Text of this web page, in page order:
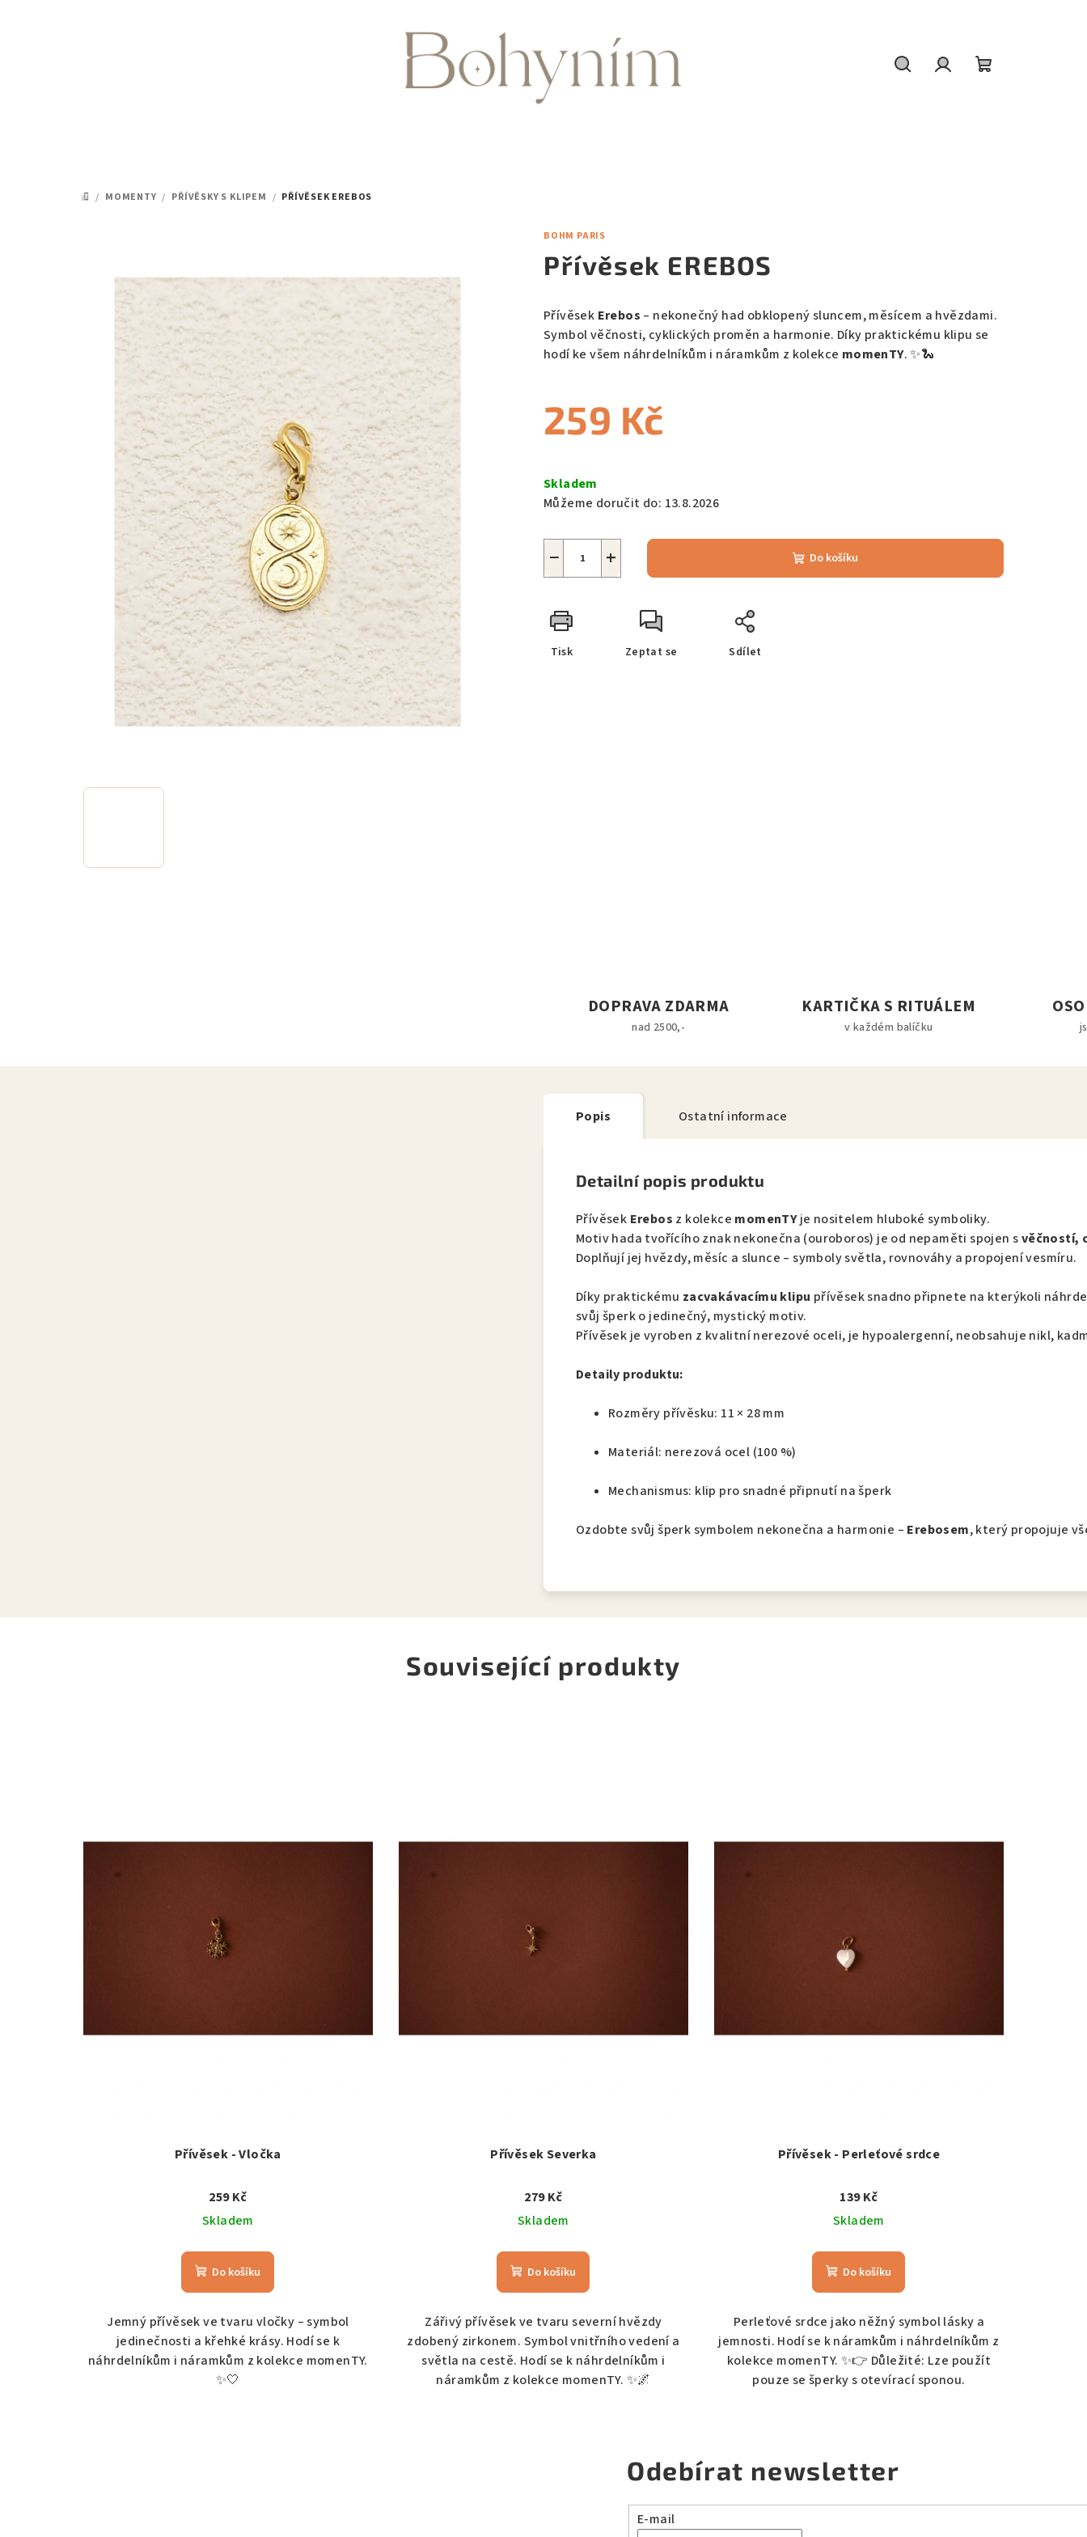
DOMŮ
/ MOMENTY / PŘÍVĚSKY S KLIPEM / PŘÍVĚSEK EREBOS
BOHM PARIS
Přívěsek EREBOS
Přívěsek Erebos – nekonečný had obklopený sluncem, měsícem a hvězdami.
Symbol věčnosti, cyklických proměn a harmonie. Díky praktickému klipu se
hodí ke všem náhrdelníkům i náramkům z kolekce momenTY. ✨🐍
259 Kč
cena:
Skladem
Můžeme doručit do: 13.8.2026
+
− Do košíku
Tisk Zeptat se Sdílet
DOPRAVA ZDARMA
nad 2500,-
KARTIČKA S RITUÁLEM
v každém balíčku
Popis Ostatní informace
Detailní popis produktu
Přívěsek Erebos z kolekce momenTYje nositelem hluboké symboliky.
Motiv hada tvořícího znak nekonečna (ouroboros) je od nepaměti spojen svěčností,
Doplňují jej hvězdy, měsíc a slunce – symboly světla, rovnováhy a propojení vesmíru.
Díky praktickému zacvakávacímu klipu přívěsek snadno připnete na kterýkoli
svůj šperk o jedinečný, mystický motiv.
Přívěsek je vyroben z kvalitní nerezové oceli, je hypoalergenní, neobsahuje nikl,
Detaily produktu:
Rozměry přívěsku: 11 × 28 mm
Materiál: nerezová ocel (100 %)
Mechanismus: klip pro snadné připnutí na šperk
Ozdobte svůj šperk symbolem nekonečna a harmonie – Erebosem, který propojuje
Související produkty
Přívěsek - Vločka
259 Kč
Skladem
Do košíku
Jemný přívěsek ve tvaru vločky – symbol
jedinečnosti a křehké krásy. Hodí se k
náhrdelníkům i náramkům z kolekce momenTY.
✨🤍
Přívěsek Severka
279 Kč
Skladem
Do košíku
Zářivý přívěsek ve tvaru severní hvězdy
zdobený zirkonem. Symbol vnitřního vedení a
světla na cestě. Hodí se k náhrdelníkům i
náramkům z kolekce momenTY. ✨🌌
Přívěsek - Perleťové srdce
139 Kč
Skladem
Do košíku
Perleťové srdce jako něžný symbol lásky a
jemnosti. Hodí se k náramkům i náhrdelníkům z
kolekce momenTY. ✨👉 Důležité: Lze použít
pouze se šperky s otevírací sponou.
Odebírat newsletter
E-mail